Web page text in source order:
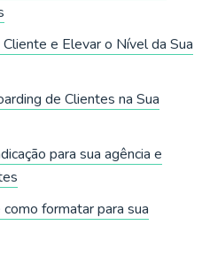
e Elevar o Nível da Sua
de Clientes na Sua
para sua agência e
formatar para sua